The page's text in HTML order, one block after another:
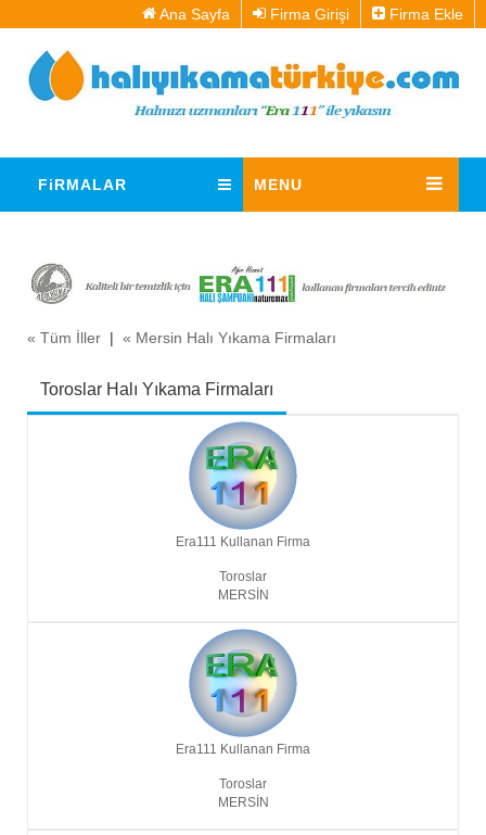
Firma Ekle
Firma Girişi
Ana Sayfa
FiRMALAR MENU
« Tüm İller | « Mersin Halı Yıkama Firmaları
Toroslar Halı Yıkama Firmaları
Era111 Kullanan Firma
Toroslar
MERSIN
Era111 Kullanan Firma
Toroslar
MERSIN